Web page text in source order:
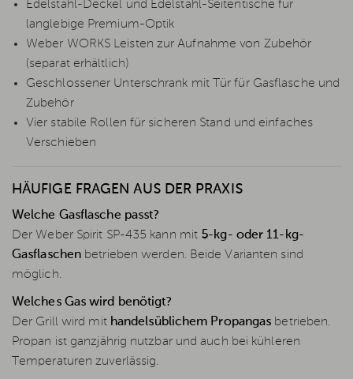
Edelstahl-Deckel und Edelstahl-Seitentische für
langlebige Premium-Optik
Weber WORKS Leisten zur Aufnahme von Zubehör
(separat erhältlich)
Geschlossener Unterschrank mit Tür für Gasflasche und
Zubehör
Vier stabile Rollen für sicheren Stand und einfaches
Verschieben
HÄUFIGE FRAGEN AUS DER PRAXIS
Welche Gasflasche passt?
Der Weber Spirit SP-435 kann mit 5-kg- oder 11-kg-
Gasflaschen betrieben werden. Beide Varianten sind
möglich.
Welches Gas wird benötigt?
Der Grill wird mit handelsüblichem Propangas betrieben.
Propan ist ganzjährig nutzbar und auch bei kühleren
Temperaturen zuverlässig.